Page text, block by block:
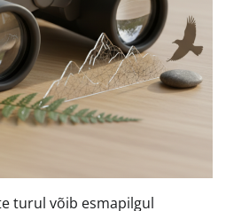
turul võib esmapilgul